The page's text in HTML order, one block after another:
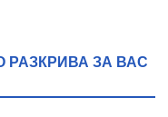
РАЗКРИВА ЗА ВАС